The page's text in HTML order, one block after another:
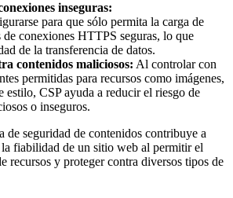
inseguras:
para que sólo permita la carga de
de conexiones HTTPS seguras, lo que
de la transferencia de datos.
contenidos maliciosos: Al controlar con
permitidas para recursos como imágenes,
estilo, CSP ayuda a reducir el riesgo de
o inseguros.
de seguridad de contenidos contribuye a
fiabilidad de un sitio web al permitir el
recursos y proteger contra diversos tipos de